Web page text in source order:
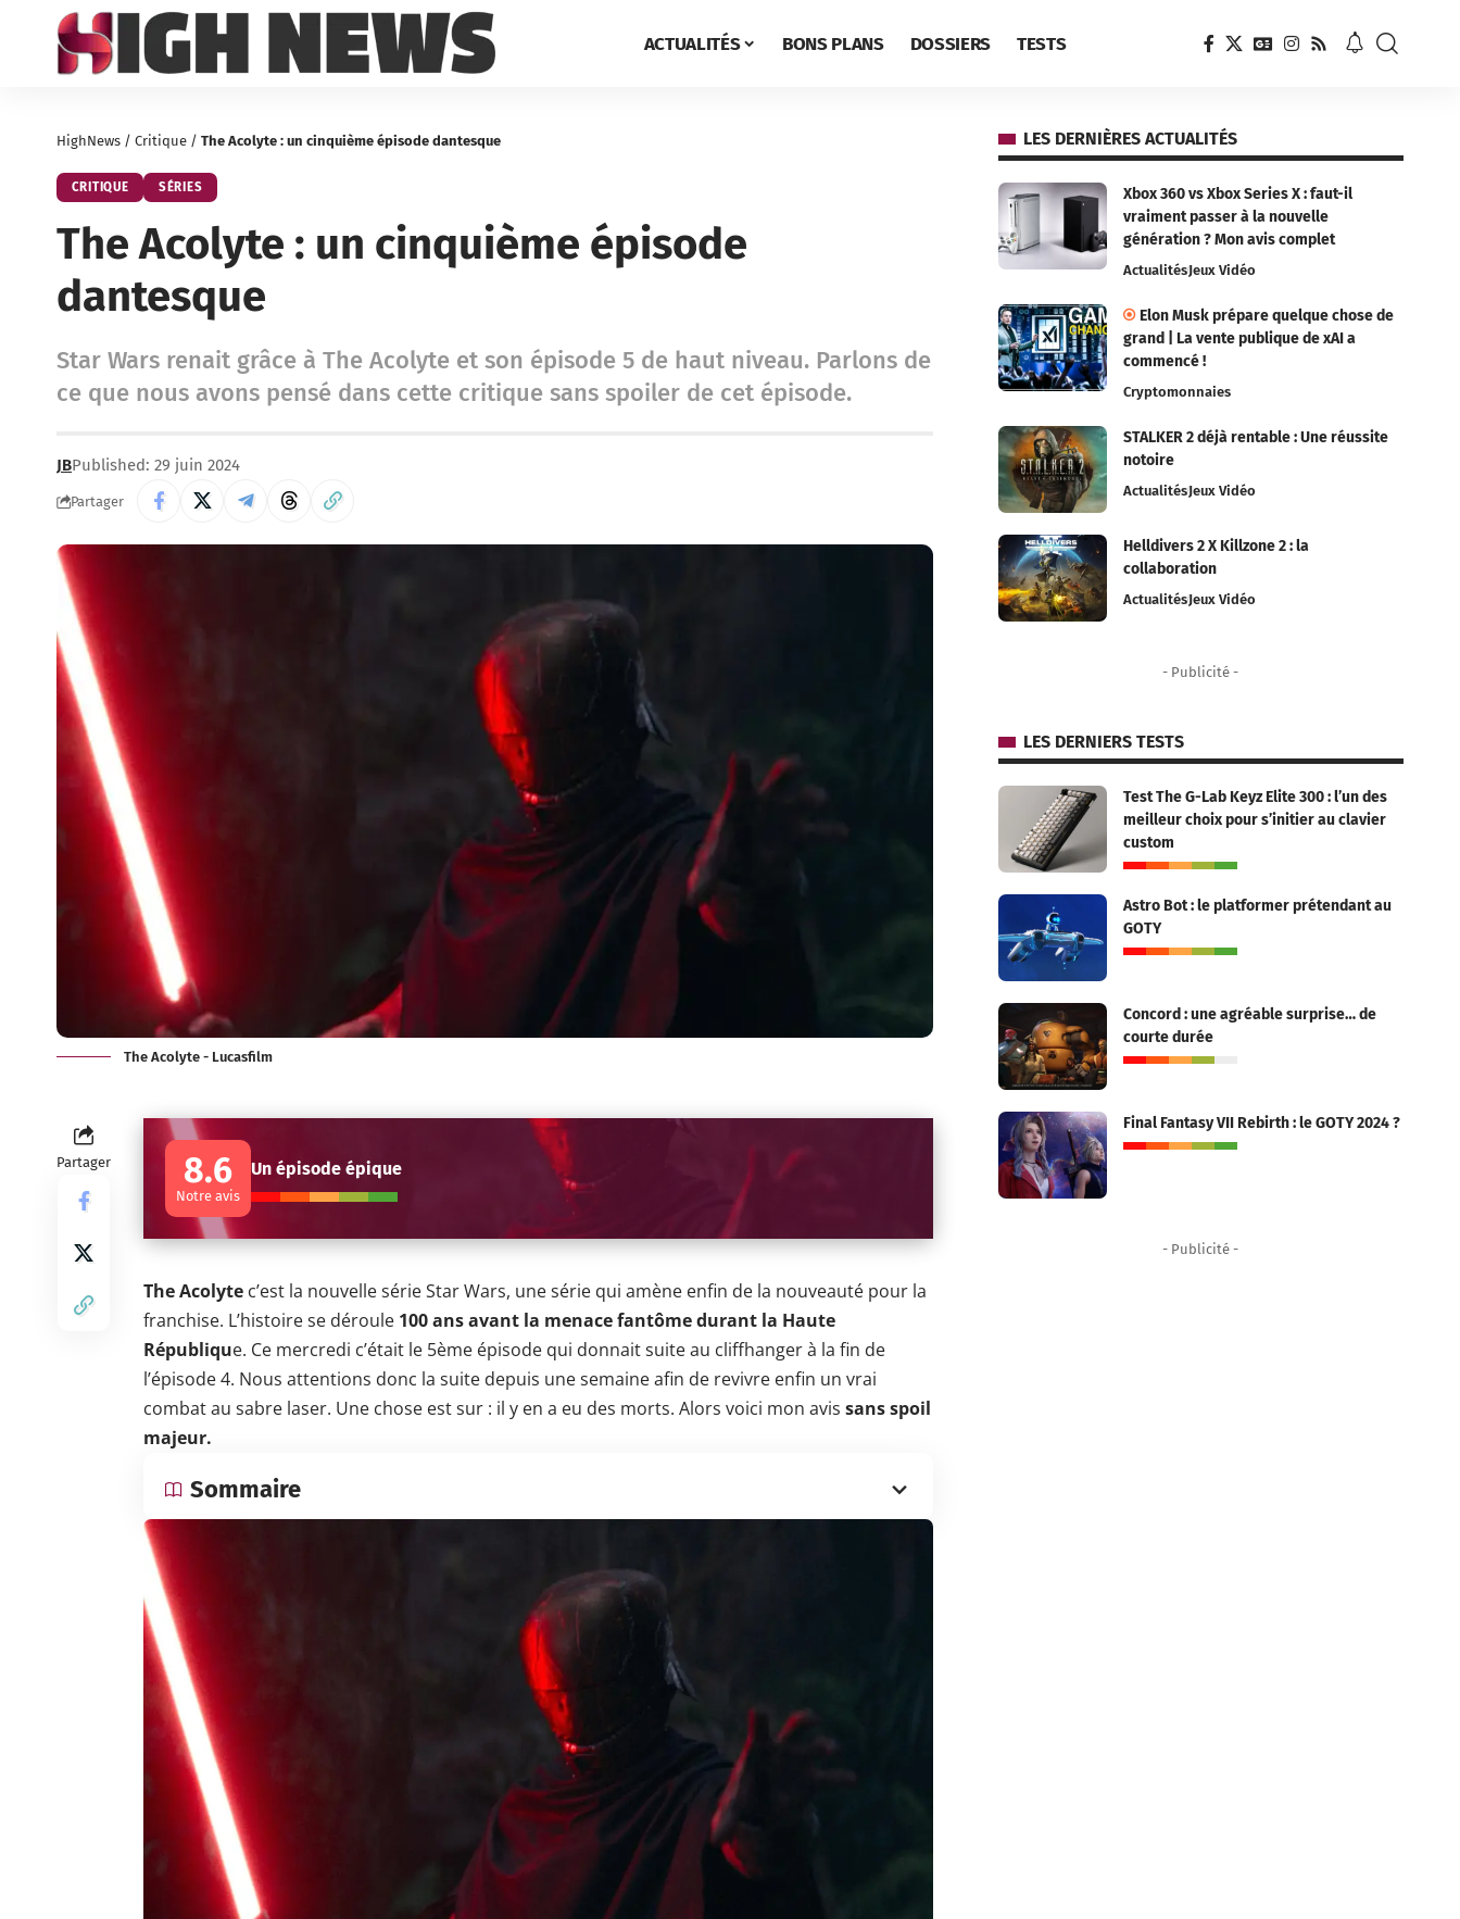
ACTUALITÉS BONS PLANS DOSSIERS TESTS
HighNews / Critique / The Acolyte : un cinquième épisode dantesque
CRITIQUE SÉRIES
The Acolyte : un cinquième épisode
dantesque
Star Wars renait grâce à The Acolyte et son épisode 5 de haut niveau. Parlons de
ce que nous avons pensé dans cette critique sans spoiler de cet épisode.
JBPublished: 29 juin 2024
Partager
The Acolyte - Lucasfilm
Partager 8.6
Notre avis
Un épisode épique
The Acolyte c’est la nouvelle série Star Wars, une série qui amène enfin de la nouveauté pour la
franchise. L’histoire se déroule 100 ans avant la menace fantôme durant la Haute
République. Ce mercredi c’était le 5ème épisode qui donnait suite au cliffhanger à la fin de
l’épisode 4. Nous attentions donc la suite depuis une semaine afin de revivre enfin un vrai
combat au sabre laser. Une chose est sur : il y en a eu des morts. Alors voici mon avis sans spoil
majeur.
Sommaire
LES DERNIÈRES ACTUALITÉS
Xbox 360 vs Xbox Series X : faut-il
vraiment passer à la nouvelle
génération ? Mon avis complet
ActualitésJeux Vidéo
Elon Musk prépare quelque chose de
grand | La vente publique de xAI a
commencé !
Cryptomonnaies
STALKER 2 déjà rentable : Une réussite
notoire
ActualitésJeux Vidéo
Helldivers 2 X Killzone 2 : la
collaboration
ActualitésJeux Vidéo
- Publicité -
LES DERNIERS TESTS
Test The G-Lab Keyz Elite 300 : l’un des
meilleur choix pour s’initier au clavier
custom
Astro Bot : le platformer prétendant au
GOTY
Concord : une agréable surprise… de
courte durée
Final Fantasy VII Rebirth : le GOTY 2024 ?
- Publicité -